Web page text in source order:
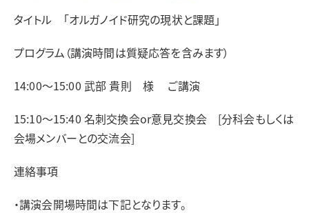
タイトル 「オルガノイド研究の現状と課題」
プログラム（講演時間は質疑応答を含みます）
14:00～15:00 武部 貴則 様 ご講演
15:10～15:40 名刺交換会or意見交換会 [分科会もしくは
会場メンバーとの交流会]
連絡事項
・講演会開場時間は下記となります。